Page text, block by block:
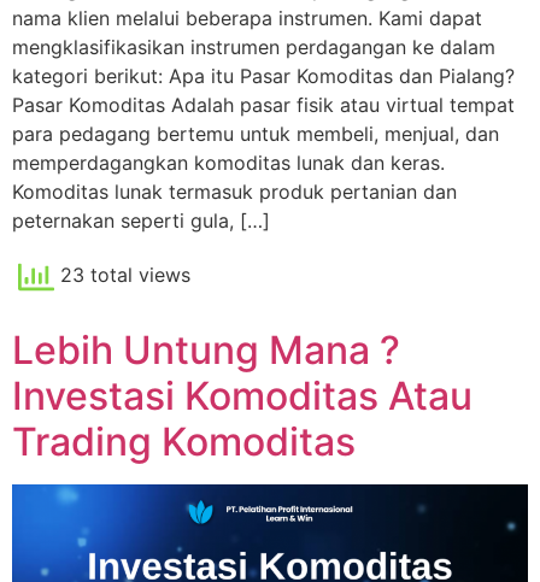
nama klien melalui beberapa instrumen. Kami dapat
mengklasifikasikan instrumen perdagangan ke dalam
kategori berikut: Apa itu Pasar Komoditas dan Pialang?
Pasar Komoditas Adalah pasar fisik atau virtual tempat
para pedagang bertemu untuk membeli, menjual, dan
memperdagangkan komoditas lunak dan keras.
Komoditas lunak termasuk produk pertanian dan
peternakan seperti gula, […]
23 total views
Lebih Untung Mana ?
Investasi Komoditas Atau
Trading Komoditas